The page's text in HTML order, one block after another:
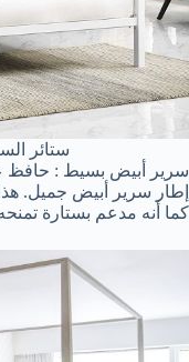
ستائر
سرير أبيض بسيط : حافظ
إطار سرير أبيض جميل.
كما أنه مدعم بستارة